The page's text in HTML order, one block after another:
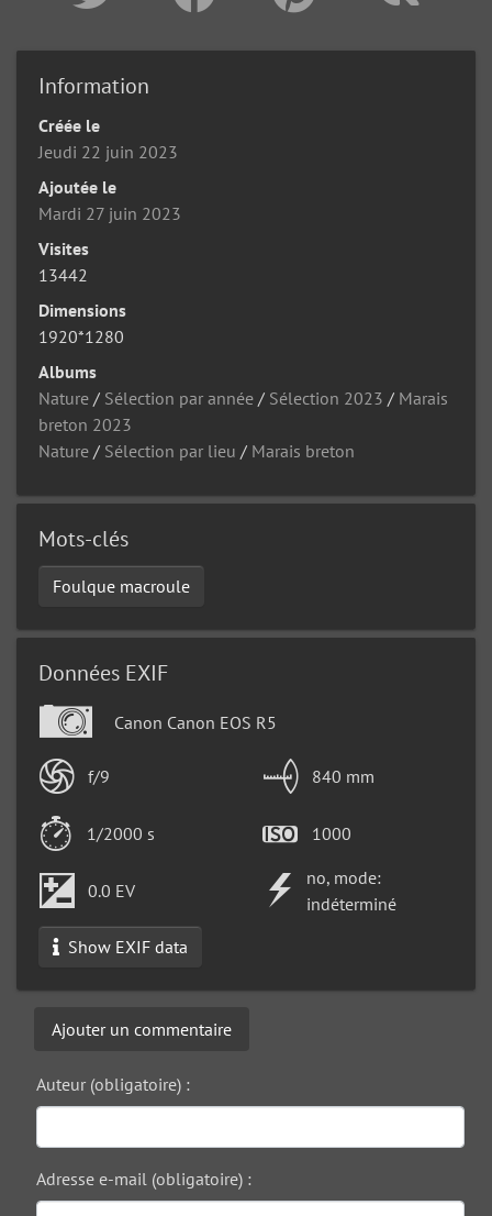
Information
Créée le
Jeudi 22 juin 2023
Ajoutée le
Mardi 27 juin 2023
Visites
13442
Dimensions
1920*1280
Albums
Nature / Sélection par année / Sélection 2023 / Marais
breton 2023
Nature / Sélection par lieu / Marais breton
Mots-clés
Foulque macroule
Données EXIF
Canon Canon EOS R5
f/9 840 mm
1/2000 s 1000
0.0 EV
no, mode:
indéterminé
Show EXIF data
Ajouter un commentaire
Auteur (obligatoire) :
Adresse e-mail (obligatoire) :